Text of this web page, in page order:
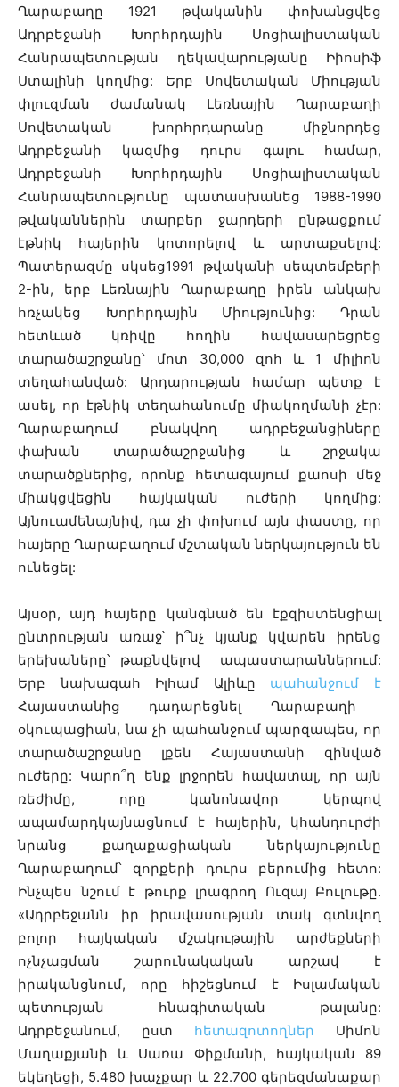
Ղարաբաղը 1921 թվականին փոխանցվեց
Ադրբեջանի Խորհրդային Սոցիալիստական
Հանրապետության ղեկավարությանը Իիոսիֆ
Ստալինի կողմից: Երբ Սովետական Միության
փլուզման ժամանակ Լեռնային Ղարաբաղի
Սովետական խորհրդարանը միջնորդեց
Ադրբեջանի կազմից դուրս գալու համար,
Ադրբեջանի Խորհրդային Սոցիալիստական
Հանրապետությունը պատասխանեց 1988-1990
թվականներին տարբեր ջարդերի ընթացքում
էթնիկ հայերին կոտորելով և արտաքսելով:
Պատերազմը սկսեց1991 թվականի սեպտեմբերի
2-ին, երբ Լեռնային Ղարաբաղը իրեն անկախ
հռչակեց Խորհրդային Միությունից: Դրան
հետևած կռիվը հողին հավասարեցրեց
տարածաշրջանը՝ մոտ 30,000 զոհ և 1 միլիոն
տեղահանված: Արդարության համար պետք է
ասել, որ էթնիկ տեղահանումը միակողմանի չէր:
Ղարաբաղում բնակվող ադրբեջանցիները
փախան տարածաշրջանից և շրջակա
տարածքներից, որոնք հետագայում քաոսի մեջ
միակցվեցին հայկական ուժերի կողմից:
Այնուամենայնիվ, դա չի փոխում այն փաստը, որ
հայերը Ղարաբաղում մշտական ներկայություն են
ունեցել:
Այսօր, այդ հայերը կանգնած են էքզիստենցիալ
ընտրության առաջ՝ ի՞նչ կյանք կվարեն իրենց
երեխաները՝ թաքնվելով ապաստարաններում:
Երբ նախագահ Իլհամ Ալիևը պահանջում է
Հայաստանից դադարեցնել Ղարաբաղի
օկուպացիան, նա չի պահանջում պարզապես, որ
տարածաշրջանը լքեն Հայաստանի զինված
ուժերը: Կարո՞ղ ենք լրջորեն հավատալ, որ այն
ռեժիմը, որը կանոնավոր կերպով
ապամարդկայնացնում է հայերին, կհանդուրժի
նրանց քաղաքացիական ներկայությունը
Ղարաբաղում՝ զորքերի դուրս բերումից հետո:
Ինչպես նշում է թուրք լրագրող Ուզայ Բուլութը.
«Ադրբեջանն իր իրավասության տակ գտնվող
բոլոր հայկական մշակութային արժեքների
ոչնչացման շարունակական արշավ է
իրականցնում, որը հիշեցնում է Իսլամական
պետության հնագիտական թալանը:
Ադրբեջանում, ըստ հետազոտողներ Սիմոն
Մաղաքյանի և Սառա Փիքմանի, հայկական 89
եկեղեցի, 5.480 խաչքար և 22.700 գերեզմանաքար